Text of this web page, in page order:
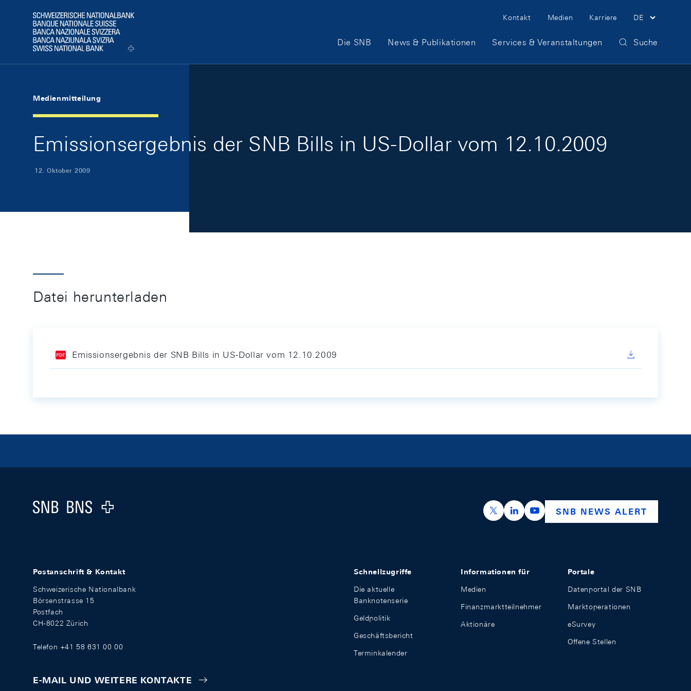
Logo
Meta Navigation
Kontakt Medien Karriere DE
Hauptnavigation
Die SNB News & Publikationen Services & Veranstaltungen Suche
Medienmitteilung
Emissionsergebnis der SNB Bills in US-Dollar vom 12.10.2009
12. Oktober 2009
Datei herunterladen
Emissionsergebnis der SNB Bills in US-Dollar vom 12.10.2009
Logo
https://x.com/snb_bns
https://ch.linkedin.com/company/swiss-
https://www.youtube.com/
SNB NEWS ALERT
Postanschrift & Kontakt
Schweizerische Nationalbank
Börsenstrasse 15
Postfach
CH-8022 Zürich
Telefon +41 58 631 00 00
E-MAIL UND WEITERE KONTAKTE
Schnellzugriffe
Die aktuelle
Banknotenserie
Geldpolitik
Geschäftsbericht
Terminkalender
Informationen für
Medien
Finanzmarktteilnehmer
Aktionäre
Portale
Datenportal der SNB
Marktoperationen
eSurvey
Offene Stellen